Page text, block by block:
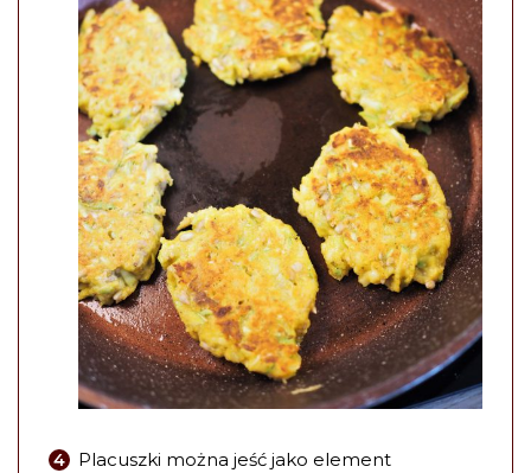
Placuszki można jeść jako element